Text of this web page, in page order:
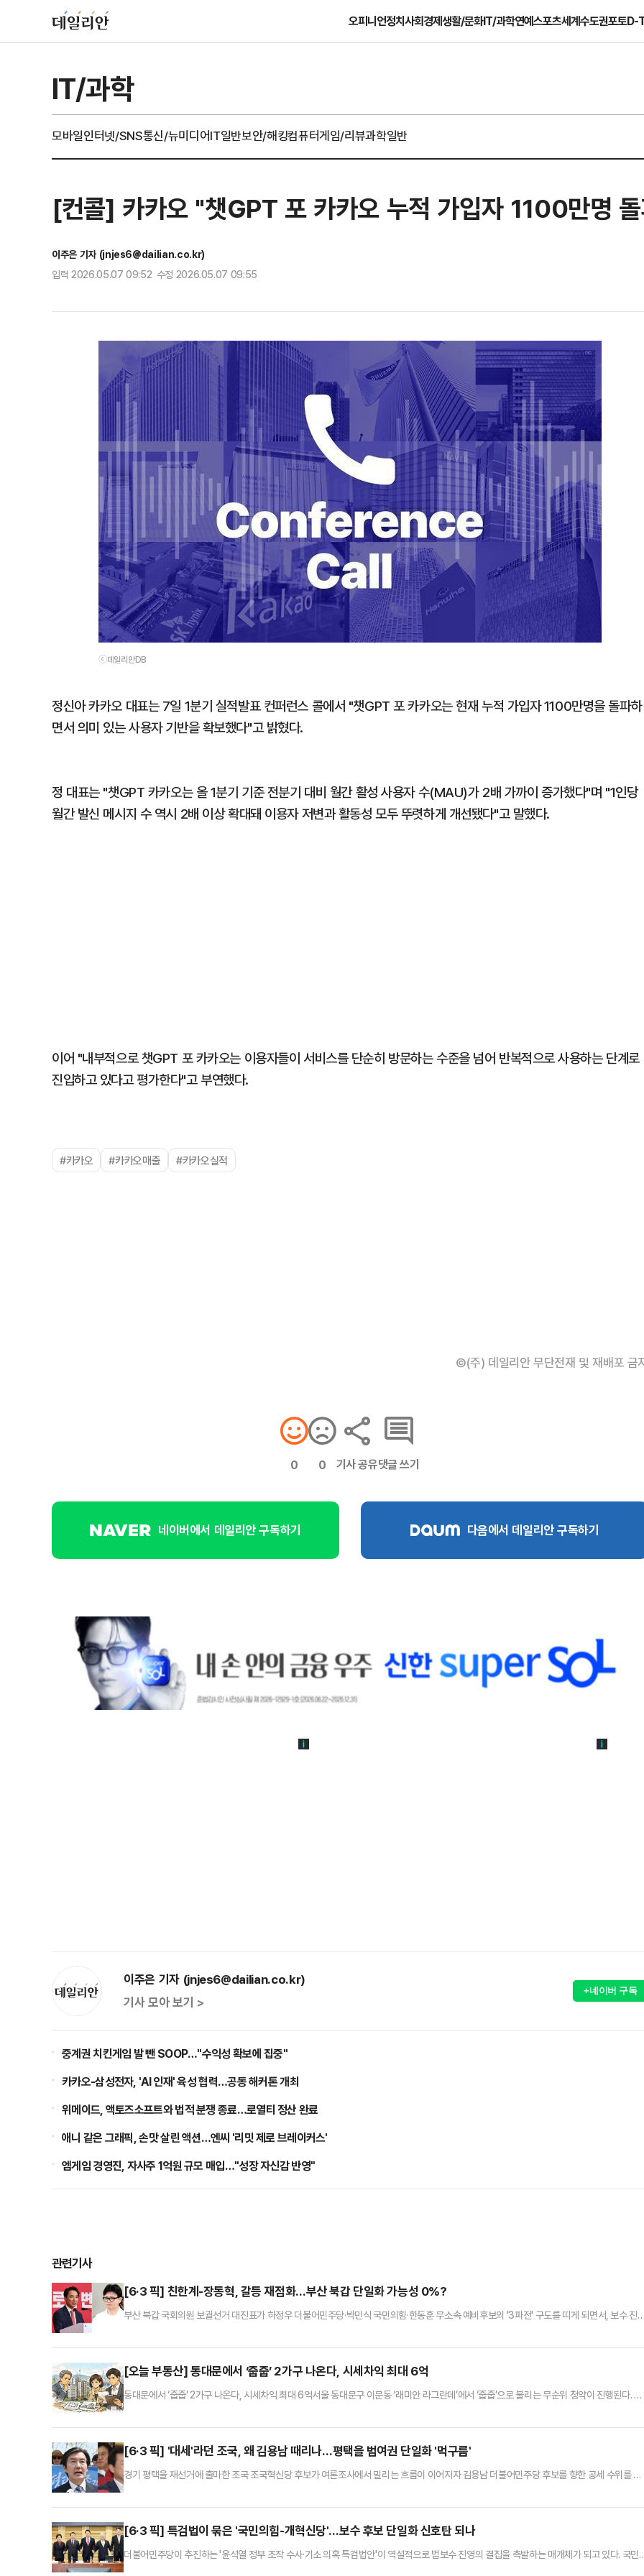
오피니언정치사회경제생활/문화IT/과학연예스포츠세계수도권포토D-
IT/과학
모바일인터넷/SNS통신/뉴미디어IT일반보안/해킹컴퓨터게임/리뷰과학일반
[컨콜] 카카오 "챗GPT 포 카카오 누적 가입자 1100만명
이주은 기자 (jnjes6@dailian.co.kr)
입력 2026.05.07 09:52 수정 2026.05.07 09:55
ⓒ데일리안DB
정신아 카카오 대표는 7일 1분기 실적발표 컨퍼런스 콜에서 "챗GPT 포 카카오는 현재 누적 가입자 1100만명을 돌파하
면서 의미 있는 사용자 기반을 확보했다"고 밝혔다.
정 대표는 "챗GPT 카카오는 올 1분기 기준 전분기 대비 월간 활성 사용자 수(MAU)가 2배 가까이 증가했다"며 "1인당
월간 발신 메시지 수 역시 2배 이상 확대돼 이용자 저변과 활동성 모두 뚜렷하게 개선됐다"고 말했다.
이어 "내부적으로 챗GPT 포 카카오는 이용자들이 서비스를 단순히 방문하는 수준을 넘어 반복적으로 사용하는 단계로
진입하고 있다고 평가한다"고 부연했다.
#카카오 #카카오매출 #카카오실적
©(주) 데일리안 무단전재 및 재배포 금
0 0 기사 공유댓글 쓰기
네이버에서 데일리안 구독하기 다음에서 데일리안 구독하기
이주은 기자 (jnjes6@dailian.co.kr)
기사 모아 보기 >
+네이버 구독
중계권 치킨게임 발 뺀 SOOP…"수익성 확보에 집중"
카카오-삼성전자, 'AI 인재' 육성 협력…공동 해커톤 개최
위메이드, 액토즈소프트와 법적 분쟁 종료…로열티 정산 완료
애니 같은 그래픽, 손맛 살린 액션…엔씨 '리밋 제로 브레이커스'
엠게임 경영진, 자사주 1억원 규모 매입…"성장 자신감 반영"
관련기사
[6·3 픽] 친한계-장동혁, 갈등 재점화…부산 북갑 단일화 가능성 0%?
부산 북갑 국회의원 보궐선거 대진표가 하정우 더불어민주당·박민식 국민의힘·한동훈 무소속 예비후보의 '3파전' 구도를 띠게 되면서, 보수 진
지 재점화되면서, 후보들 간의 단일화 성사 여부가 승패를 결정지을 최대 분수령으로 떠올랐다.친한계로 분류되는 배현진 의원은 6일 채널A라
[오늘 부동산] 동대문에서 ‘줍줍’ 2가구 나온다, 시세차익 최대 6억
동대문에서 ‘줍줍’ 2가구 나온다, 시세차익 최대 6억서울 동대문구 이문동 ‘래미안 라그란데’에서 ‘줍줍’으로 불리는 무순위 청약이 진행된다. 청
별공급을 시작으로, 13일 일반공급에 대한 청약이 진행되고 18일 당첨자 발표가 예정돼 있다. 이번 줍줍은 2023년 청약 당시 분양가로 공급돼
[6·3 픽] '대세'라던 조국, 왜 김용남 때리나…평택을 범여권 단일화 '먹구름'
경기 평택을 재선거에 출마한 조국 조국혁신당 후보가 여론조사에서 밀리는 흐름이 이어지자 김용남 더불어민주당 후보를 향한 공세 수위를 끌
기울고 있다는 분석이 나온다. 단일화 논의가 본격화되기도 전에 동력이 꺼질 수 있다는 전망까지 겹치고 있다.6일 정치권에 따르면 조 후보와
[6·3 픽] 특검법이 묶은 '국민의힘-개혁신당'…보수 후보 단일화 신호탄 되나
더불어민주당이 추진하는 '윤석열 정부 조작 수사·기소 의혹 특검법안'이 역설적으로 범보수 진영의 결집을 촉발하는 매개체가 되고 있다. 국민